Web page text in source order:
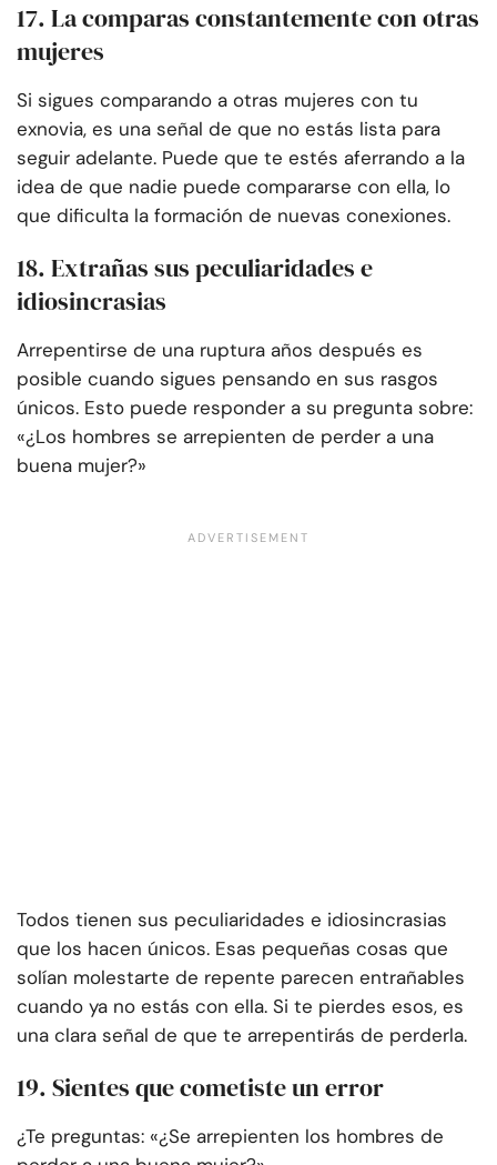
17. La comparas constantemente con otras
mujeres
Si sigues comparando a otras mujeres con tu
exnovia, es una señal de que no estás lista para
seguir adelante. Puede que te estés aferrando a la
idea de que nadie puede compararse con ella, lo
que dificulta la formación de nuevas conexiones.
18. Extrañas sus peculiaridades e
idiosincrasias
Arrepentirse de una ruptura años después es
posible cuando sigues pensando en sus rasgos
únicos. Esto puede responder a su pregunta sobre:
«¿Los hombres se arrepienten de perder a una
buena mujer?»
Todos tienen sus peculiaridades e idiosincrasias
que los hacen únicos. Esas pequeñas cosas que
solían molestarte de repente parecen entrañables
cuando ya no estás con ella. Si te pierdes esos, es
una clara señal de que te arrepentirás de perderla.
19. Sientes que cometiste un error
¿Te preguntas: «¿Se arrepienten los hombres de